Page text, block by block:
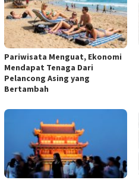
Pariwisata Menguat, Ekonomi
Mendapat Tenaga Dari
Pelancong Asing yang
Bertambah